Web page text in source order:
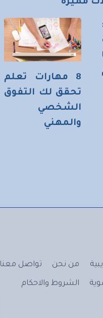
8 مهارات تعلم
تحقق لك التفوق
الشخصي
والمهني
من نحن تواصل معنا
الشروط والاحكام